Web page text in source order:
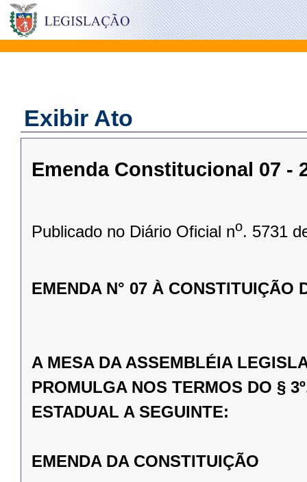
Exibir Ato
Emenda Constitucional 07 -
Publicado no Diário Oficial no. 5731
EMENDA N° 07 À CONSTITUIÇÃO
A MESA DA ASSEMBLÉIA
PROMULGA NOS TERMOS DO §
ESTADUAL A SEGUINTE:
EMENDA DA CONSTITUIÇÃO